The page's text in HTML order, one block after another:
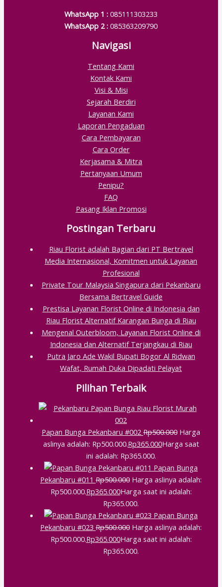
WhatsApp 1 : 085111303233
WhatsApp 2 : 085363209790
Navigasi
Tentang Kami
Kontak Kami
Visi & Misi
Sejarah Berdiri
Layanan Kami
Laporan Pengaduan
Cara Pembayaran
Cara Order
Kerjasama & Mitra
Pertanyaan Umum
Penipu?
FAQ
Pasang Iklan Promosi
Postingan Terbaru
Riau Florist adalah Bagian dari PT Bertravel
Media Internasional, Komitmen untuk Layanan
Profesional
Private Tour Malaysia Singapura dari Pekanbaru
Bersama Bertravel Guide
Prestisa Layanan Florist Online di Indonesia dan
Riau Florist Alternatif Karangan Bunga di Riau
Mengenal Outerbloom, Layanan Florist Online di
Indonesia dan Alternatif Terjangkau di Riau
Putra Jaro Ade Wakil Bupati Bogor Al Ridwan
Wafat, Rumah Duka Dipadati Pelayat
Pilihan Terbaik
Papan Bunga Pekanbaru #002 Rp500.000 Harga
aslinya adalah: Rp500.000.Rp365.000Harga saat
ini adalah: Rp365.000.
Papan Bunga
Pekanbaru #011 Rp500.000 Harga aslinya adalah:
Rp500.000.Rp365.000Harga saat ini adalah:
Rp365.000.
Papan Bunga
Pekanbaru #023 Rp500.000 Harga aslinya adalah:
Rp500.000.Rp365.000Harga saat ini adalah:
Rp365.000.